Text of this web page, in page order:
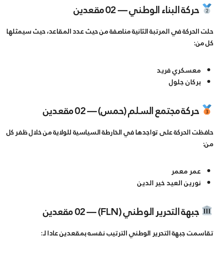
حركة البناء الوطني — 02 مقعدين
​حلت الحركة في المرتبة الثانية مناصفة من حيث عدد المقاعد، حيث سيمثلها
كل من:
​معسكري فريد
​بركان جلول
حركة مجتمع السلم (حمس) — 02 مقعدين
​حافظت الحركة على تواجدها في الخارطة السياسية للولاية من خلال ظفر كل
من:
​عمر معمر
​نورين العيد خير الدين
جبهة التحرير الوطني (FLN) — 02 مقعدين
​تقاسمت جبهة التحرير الوطني الترتيب نفسه بمقعدين عادا لـ: